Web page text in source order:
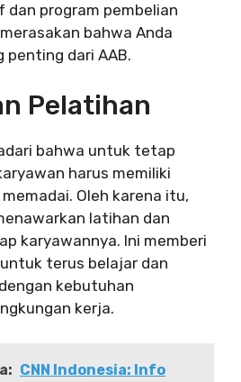
program pembelian
bahwa Anda
penting dari AAB.
Pelatihan
bahwa untuk tetap
harus memiliki
Oleh karena itu,
latihan dan
karyawannya. Ini memberi
terus belajar dan
kebutuhan
kerja.
CNN Indonesia: Info